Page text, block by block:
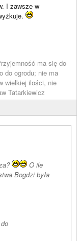
I zawsze w
ma się do
do ogrodu; nie ma
wielkiej ilości, nie
Tatarkiewicz
O ile
Bogdzi była